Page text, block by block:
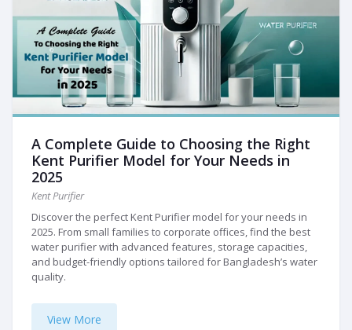
A Complete Guide to Choosing the Right
Kent Purifier Model for Your Needs in
2025
Kent Purifier
Discover the perfect Kent Purifier model for your needs in
2025. From small families to corporate offices, find the best
water purifier with advanced features, storage capacities,
and budget-friendly options tailored for Bangladesh’s water
quality.
View More